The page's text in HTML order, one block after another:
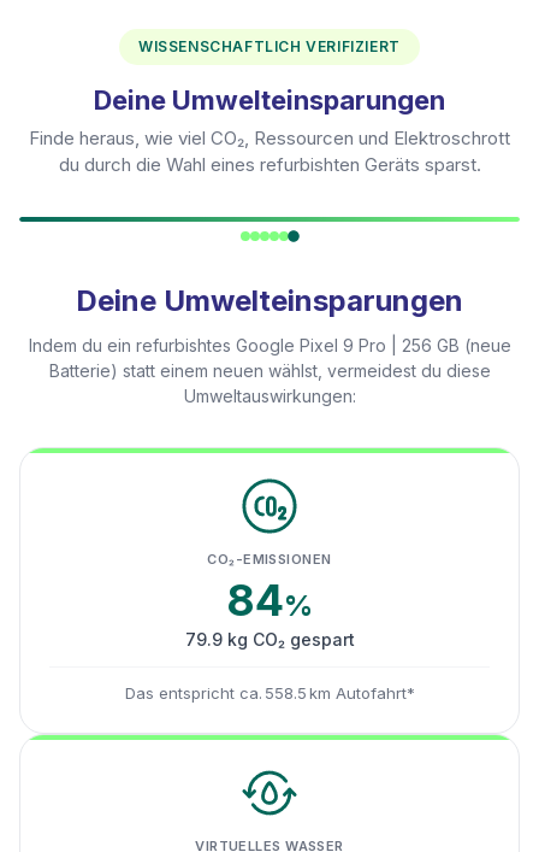
WISSENSCHAFTLICH VERIFIZIERT
Deine Umwelteinsparungen
Finde heraus, wie viel CO₂, Ressourcen und Elektroschrott
du durch die Wahl eines refurbishten Geräts sparst.
Deine Umwelteinsparungen
Indem du ein refurbishtes Google Pixel 9 Pro | 256 GB (neue
Batterie) statt einem neuen wählst, vermeidest du diese
Umweltauswirkungen:
CO₂-EMISSIONEN
84%
79.9 kg CO₂ gespart
Das entspricht ca. 558.5 km Autofahrt*
VIRTUELLES WASSER